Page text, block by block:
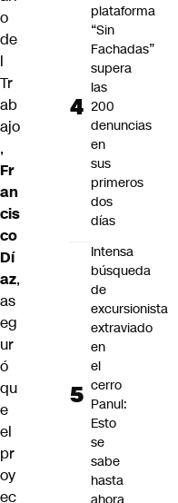
o
de
l
Tr
ab
ajo
,
Fr
an
cis
co
Dí
az,
as
eg
ur
ó
qu
e
el
pr
oy
ec
plataforma
“Sin
Fachadas”
supera
las
200
denuncias
en
sus
primeros
dos
días
Intensa
búsqueda
de
excursionista
extraviado
en
el
cerro
Panul:
Esto
se
sabe
hasta
ahora